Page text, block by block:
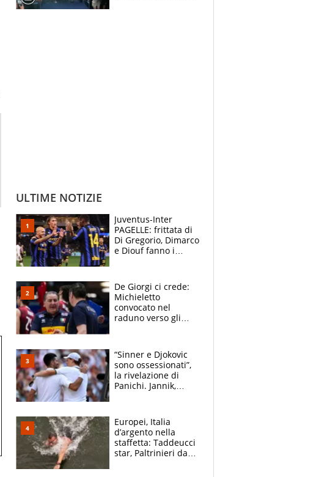
ULTIME NOTIZIE
Juventus-Inter
PAGELLE: frittata di
Di Gregorio, Dimarco
e Diouf fanno i
scompare, Kolo fa
sperare
De Giorgi ci crede:
Michieletto
convocato nel
raduno verso gli
“Sinner e Djokovic
sono ossessionati”,
la rivelazione di
Panichi. Jannik,
agli US Open
Europei, Italia
d’argento nella
staffetta: Taddeucci
star, Paltrinieri da